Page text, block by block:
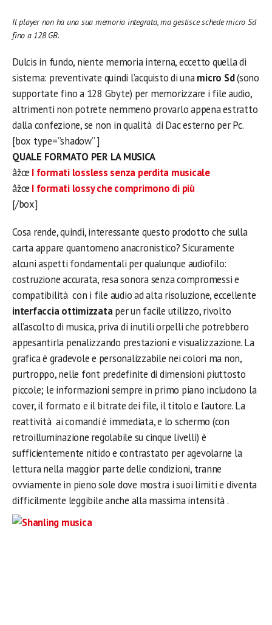
Il player non ha una sua memoria integrata, ma gestisce schede micro Sd
fino a 128 GB.
Dulcis in fundo, niente memoria interna, eccetto quella di
sistema: preventivate quindi l’acquisto di unamicro Sd(sono
supportate fino a 128 Gbyte) per memorizzare i file audio,
altrimenti non potrete nemmeno provarlo appena estratto
dalla confezione, se non in qualità di Dac esterno per Pc.
[box type=”shadow” ]
QUALE FORMATO PER LA MUSICA
âžœ I formati lossless senza perdita musicale
âžœ I formati lossy che comprimono di più
[/box]
Cosa rende, quindi, interessante questo prodotto che sulla
carta appare quantomeno anacronistico? Sicuramente
alcuni aspetti fondamentali per qualunque audiofilo:
costruzione accurata, resa sonora senza compromessi e
compatibilità con i file audio ad alta risoluzione, eccellente
interfaccia ottimizzataper un facile utilizzo, rivolto
all’ascolto di musica, priva di inutili orpelli che potrebbero
appesantirla penalizzando prestazioni e visualizzazione. La
grafica è gradevole e personalizzabile nei colori ma non,
purtroppo, nelle font predefinite di dimensioni piuttosto
piccole; le informazioni sempre in primo piano includono la
cover, il formato e il bitrate dei file, il titolo e l’autore. La
reattività ai comandi è immediata, e lo schermo (con
retroilluminazione regolabile su cinque livelli) è
sufficientemente nitido e contrastato per agevolarne la
lettura nella maggior parte delle condizioni, tranne
ovviamente in pieno sole dove mostra i suoi limiti e diventa
difficilmente leggibile anche alla massima intensità .